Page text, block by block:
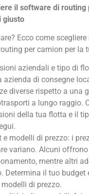
il software di routing
giusto
Ecco come
per camion per la
aziendali e tipo di
azienda di consegne
diverse rispetto a una
a lungo raggio.
della tua flotta e il
e modelli di prezzo: i
variano. Alcuni
mentre altri
Determina il tuo budget
di prezzo.